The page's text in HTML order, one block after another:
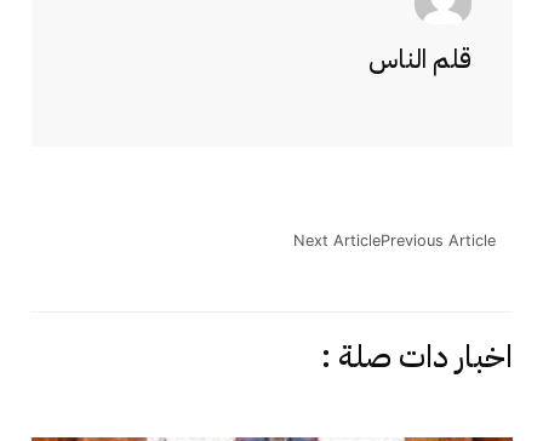
قلم الناس
Previous Article
Next Article
اخبار دات صلة :